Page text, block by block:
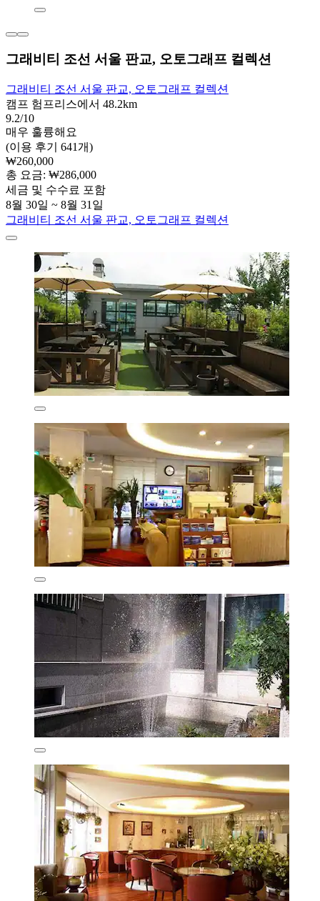
그래비티 조선 서울 판교, 오토그래프 컬렉션
그래비티 조선 서울 판교, 오토그래프 컬렉션
캠프 험프리스에서 48.2km
9.2/10
매우 훌륭해요
(이용 후기 641개)
₩260,000
총 요금: ₩286,000
세금 및 수수료 포함
8월 30일 ~ 8월 31일
그래비티 조선 서울 판교, 오토그래프 컬렉션